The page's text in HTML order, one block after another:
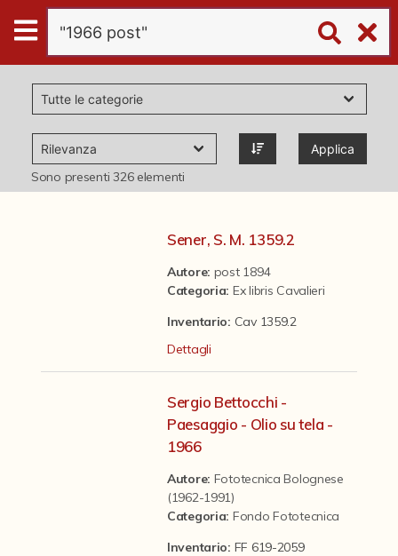
Digital
Humanities
Donazioni
Pubblicazioni
Il progetto Digital Humanities
Applica
Sono presenti326elementi
Sener, S. M. 1359.2
Autore: post 1894
Categoria: Ex libris Cavalieri
Inventario: Cav 1359.2
Dettagli
Sergio Bettocchi -
Paesaggio - Olio su tela -
1966
Autore: Fototecnica Bolognese
(1962-1991)
Categoria: Fondo Fototecnica
Inventario: FF 619-2059